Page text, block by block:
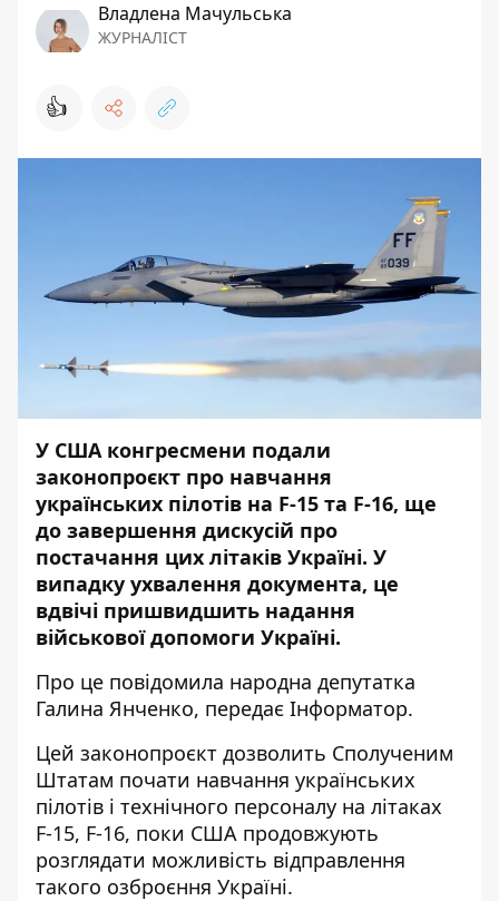
Владлена Мачульська
ЖУРНАЛІСТ
👍
У США конгресмени подали
законопроєкт про навчання
українських пілотів на F-15 та F-16, ще
до завершення дискусій про
постачання цих літаків Україні. У
випадку ухвалення документа, це
вдвічі пришвидшить надання
військової допомоги Україні.
Про це повідомила народна депутатка
Галина Янченко, передає Інформатор.
Цей законопроєкт дозволить Сполученим
Штатам почати навчання українських
пілотів і технічного персоналу на літаках
F-15, F-16, поки США продовжують
розглядати можливість відправлення
такого озброєння Україні.